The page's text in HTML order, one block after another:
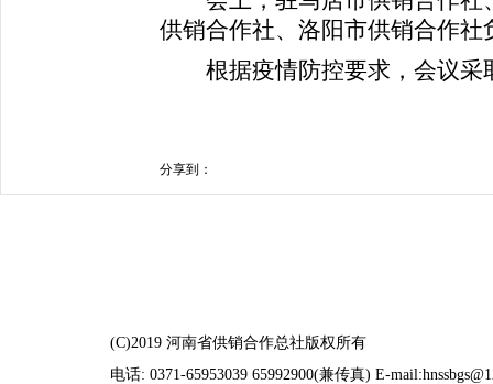
供销合作社、洛阳市供销合作
根据疫情防控要求，会议采
分享到：
(C)2019 河南省供销合作总社版权所有
电话: 0371-65953039 65992900(兼传真) E-